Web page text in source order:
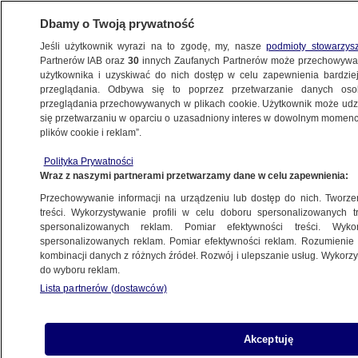
BIZNES
MOTO
na stacjach?
Bartłomiej Ciepielewski
11.05.2026, 12:03
Posłuchaj artykułu
Czyta lektor AI
Dbamy o Twoją prywatność
Jeśli użytkownik wyrazi na to zgodę, my, naszepodmioty
Partnerów IAB oraz30 innych Zaufanych Partnerów może
użytkownika i uzyskiwać do nich dostęp w celu zapewnienia
przeglądania. Odbywa się to poprzez przetwarzanie danych
przeglądania przechowywanych w plikach cookie. Użytkownik może
się przetwarzaniu w oparciu o uzasadniony interes w dowolnym
plików cookie i reklam”.
Polityka Prywatności
Wraz z naszymi partnerami przetwarzamy dane w celu zapewnienia:
Przechowywanie informacji na urządzeniu lub dostęp do nich.
treści. Wykorzystywanie profili w celu doboru spersonalizowanych
spersonalizowanych reklam. Pomiar efektywności treści.
spersonalizowanych reklam. Pomiar efektywności reklam.
kombinacji danych z różnych źródeł. Rozwój i ulepszanie usług.
do wyboru reklam.
Lista partnerów (dostawców)
Akceptuję